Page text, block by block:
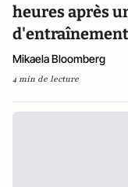
heures après
d'entraînement
Mikaela Bloomberg
4 min de lecture